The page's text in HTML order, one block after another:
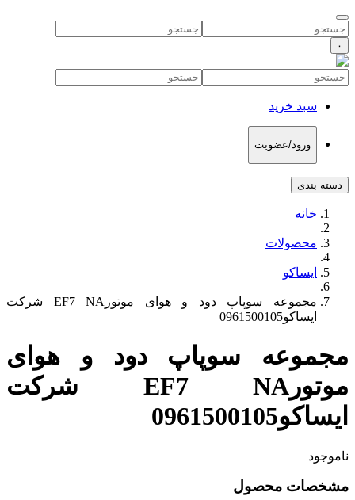
۰
سبد خرید
ورود/عضویت
دسته بندی
خانه
محصولات
ایساکو
مجموعه سوپاپ دود و هوای موتورEF7 NA شرکت
ایساکو0961500105
مجموعه سوپاپ دود و هوای
موتورEF7 NA شرکت
ایساکو0961500105
ناموجود
مشخصات محصول